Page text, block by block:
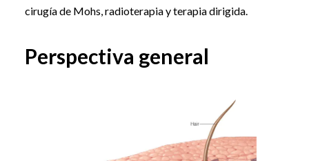
cirugía de Mohs, radioterapia y terapia dirigida.
Perspectiva general